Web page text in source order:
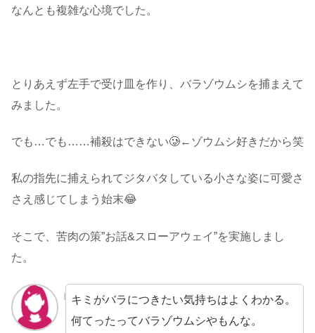
なんとも複雑な心境でした。
とりあえず左手で受け皿を作り、バラゾウムシを捕まえて
みました。
でも…でも……補殺はできない🥲←ゾウムシ好きだから笑
私の指先に捕えられてジタバタしている小さな姿に可愛さ
さえ感じてしまう始末😂
そこで、苦肉の策”お話&スローアウェイ”を実施しまし
た。
キミがバラにつきたい気持ちはよくわかる。
何てったってバラゾウムシやもんな。